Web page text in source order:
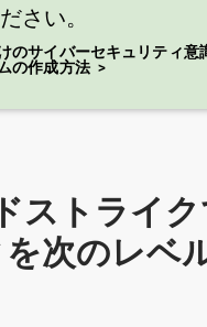
さい。
のサイバーセキュリティ意
の作成方法
ストライ
次のレベ